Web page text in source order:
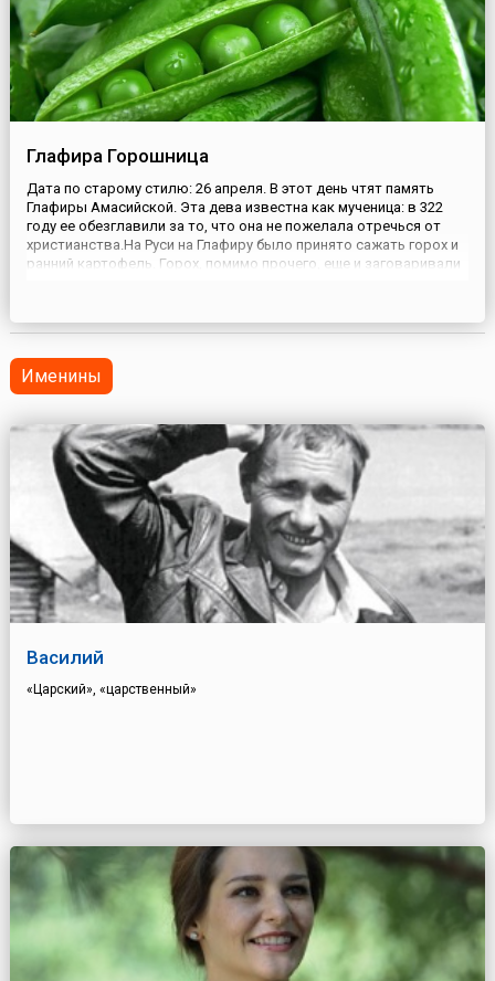
Глафира Горошница
Дата по старому стилю: 26 апреля. В этот день чтят память
Глафиры Амасийской. Эта дева известна как мученица: в 322
году ее обезглавили за то, что она не пожелала отречься от
христианства.На Руси на Глафиру было принято сажать горох и
ранний картофель. Горох, помимо прочего, еще и заговаривали
Именины
Василий
«Царский», «царственный»